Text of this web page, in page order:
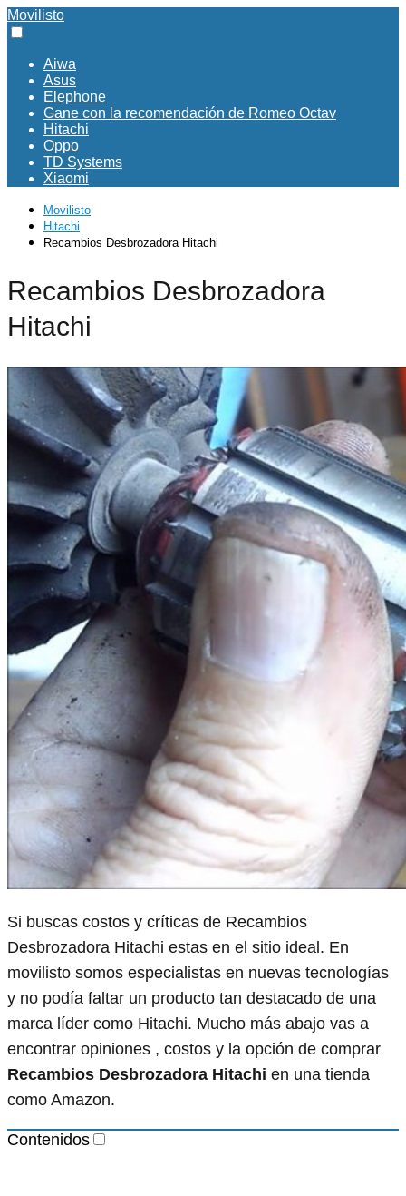
Movilisto
Aiwa
Asus
Elephone
Gane con la recomendación de Romeo Octav
Hitachi
Oppo
TD Systems
Xiaomi
Movilisto
Hitachi
Recambios Desbrozadora Hitachi
Recambios Desbrozadora
Hitachi
Si buscas costos y críticas de Recambios
Desbrozadora Hitachi estas en el sitio ideal. En
movilisto somos especialistas en nuevas tecnologías
y no podía faltar un producto tan destacado de una
marca líder como Hitachi. Mucho más abajo vas a
encontrar opiniones , costos y la opción de comprar
Recambios Desbrozadora Hitachi en una tienda
como Amazon.
Contenidos